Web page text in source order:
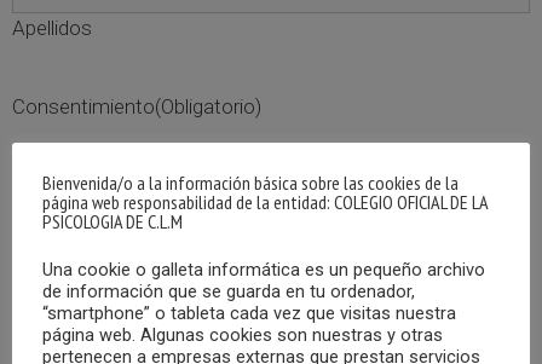
Apellidos
Consentimiento(Obligatorio)
Estoy de acuerdo con la política de privacidad.
INFORMACIÓN BÁSICA SOBRE PROTECCIÓN DE
DATOS
Responsable
del
COLEGIO OFICIAL DE LA PSICOLOGIA
DE C.L.M
Bienvenida/o a la información básica sobre las cookies de la
página web responsabilidad de la entidad: COLEGIO OFICIAL DE LA
PSICOLOGIA DE C.L.M
Una cookie o galleta informática es un pequeño archivo
de información que se guarda en tu ordenador,
“smartphone” o tableta cada vez que visitas nuestra
página web. Algunas cookies son nuestras y otras
pertenecen a empresas externas que prestan servicios